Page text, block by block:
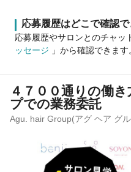
応募履歴はどこで確認で
応募履歴やサロンとのチャッ
ッセージ
」から確認できます
４７００通りの働
プでの業務委託
Agu. hair Group(アグ ヘア グ